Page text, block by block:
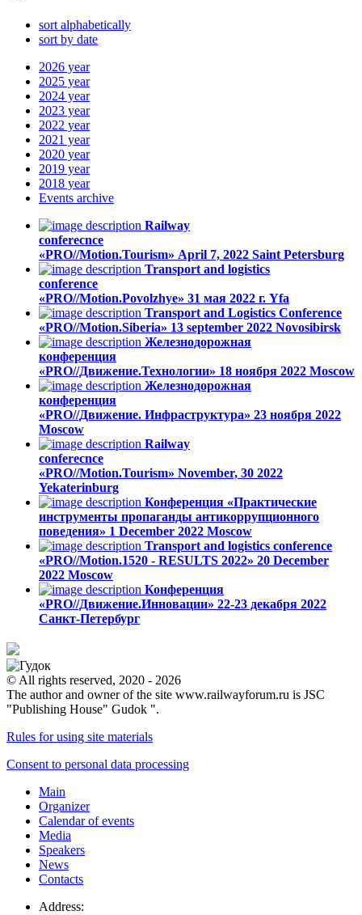
sort alphabetically
sort by date
2026 year
2025 year
2024 year
2023 year
2022 year
2021 year
2020 year
2019 year
2018 year
Events archive
Railway
conferecnce
«PRO//Motion.Tourism» April 7, 2022 Saint Petersburg
Transport and logistics
conference
«PRO//Motion.Povolzhye» 31 мая 2022 г. Yfa
Transport and Logistics Conference
«PRO//Motion.Siberia» 13 september 2022 Novosibirsk
Железнодорожная
конференция
«PRO//Движение.Технологии» 18 ноября 2022 Moscow
Железнодорожная
конференция
«PRO//Движение. Инфраструктура» 23 ноября 2022
Moscow
Railway
conferecnce
«PRO//Motion.Tourism» November, 30 2022
Yekaterinburg
Конференция «Практические
инструменты пропаганды антикоррупционного
поведения» 1 December 2022 Moscow
Transport and logistics conference
«PRO//Motion.1520 - RESULTS 2022» 20 December
2022 Moscow
Конференция
«PRO//Движение.Инновации» 22-23 декабря 2022
Санкт-Петербург
© All rights reserved, 2020 - 2026
The author and owner of the site www.railwayforum.ru is JSC
"Publishing House" Gudok ".
Rules for using site materials
Consent to personal data processing
Main
Organizer
Calendar of events
Media
Speakers
News
Contacts
Address: